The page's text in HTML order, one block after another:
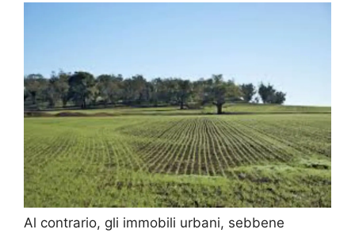
Al contrario, gli immobili urbani, sebbene